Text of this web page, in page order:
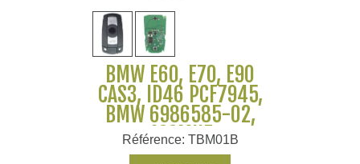
BMW E60, E70, E90
CAS3, ID46 PCF7945,
BMW 6986585-02,
433MHZ
Référence: TBM01B